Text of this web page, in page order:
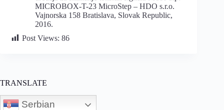
MICROBOX-T-23 MicroStep – HDO s.r.o.
Vajnorska 158 Bratislava, Slovak Republic,
2016.
Post Views: 86
TRANSLATE
Serbian